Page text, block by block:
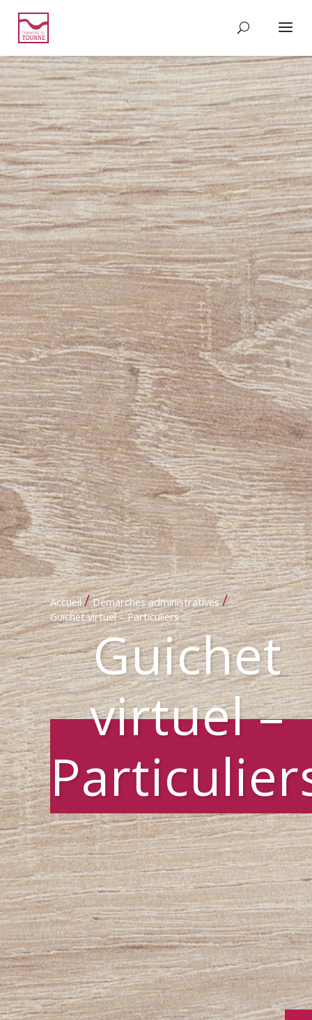
Accueil / Démarches administratives /
Guichet virtuel – Particuliers
Guichet
virtuel –